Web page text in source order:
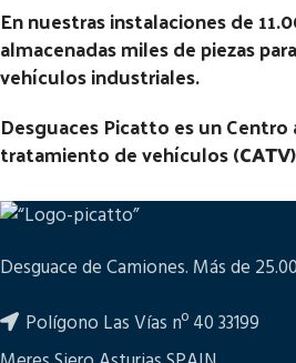
En nuestras instalaciones de
almacenadas miles de piezas
vehículos industriales.
Desguaces Picatto es un
tratamiento de vehículos (CATV)
Desguace de Camiones. Más de
Polígono Las Vías nº 40 33199